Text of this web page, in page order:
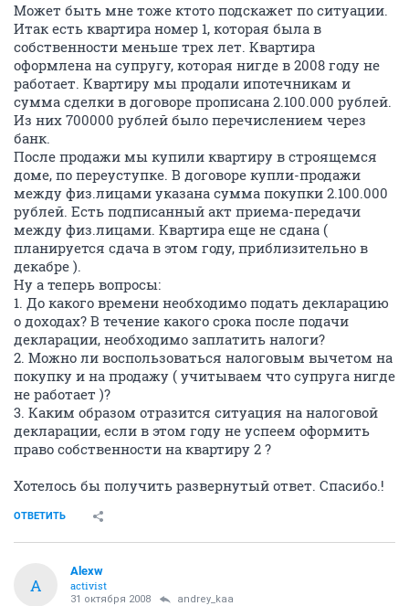
Может быть мне тоже ктото подскажет по ситуации.
Итак есть квартира номер 1, которая была в
собственности меньше трех лет. Квартира
оформлена на супругу, которая нигде в 2008 году не
работает. Квартиру мы продали ипотечникам и
сумма сделки в договоре прописана 2.100.000 рублей.
Из них 700000 рублей было перечислением через
банк.
После продажи мы купили квартиру в строящемся
доме, по переуступке. В договоре купли-продажи
между физ.лицами указана сумма покупки 2.100.000
рублей. Есть подписанный акт приема-передачи
между физ.лицами. Квартира еще не сдана (
планируется сдача в этом году, приблизительно в
декабре ).
Ну а теперь вопросы:
1. До какого времени необходимо подать декларацию
о доходах? В течение какого срока после подачи
декларации, необходимо заплатить налоги?
2. Можно ли воспользоваться налоговым вычетом на
покупку и на продажу ( учитываем что супруга нигде
не работает )?
3. Каким образом отразится ситуация на налоговой
декларации, если в этом году не успеем оформить
право собственности на квартиру 2 ?
Хотелось бы получить развернутый ответ. Спасибо.!
ОТВЕТИТЬ
A
Alexw
activist
31 октября 2008 andrey_kaa